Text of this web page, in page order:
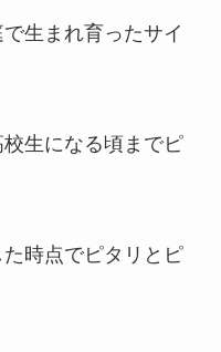
生まれ育ったサイ
生になる頃までピ
時点でピタリとピ